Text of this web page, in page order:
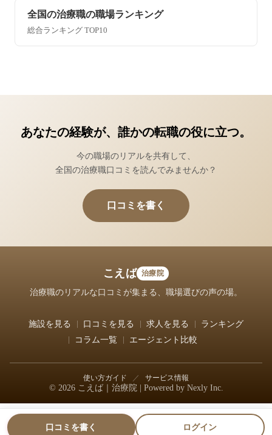
全国の治療職の職場ランキング
総合ランキング TOP10
口コミを書く ログイン
あなたの経験が、誰かの転職の役に立つ。
今の職場のリアルを共有して、
全国の治療職口コミを読んでみませんか？
口コミを書く
こえば 治療院
治療職のリアルな口コミが集まる、職場選びの声の場。
施設を見る 口コミを見る 求人を見る
ランキング
コラム一覧
エージェント比較
使い方ガイド ／ サービス情報
© 2026 こえば｜治療院 | Powered by Nexly Inc.